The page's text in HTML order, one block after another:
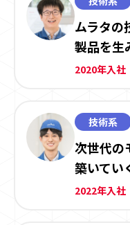
ムラタの
製品を生
2020年入社
技術系
次世代の
築いてい
2022年入社